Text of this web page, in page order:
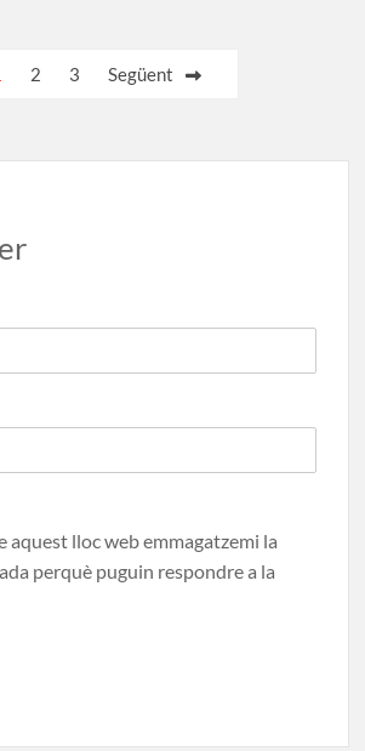
ix
2 3 Següent
aquest lloc web emmagatzemi la
perquè puguin respondre a la